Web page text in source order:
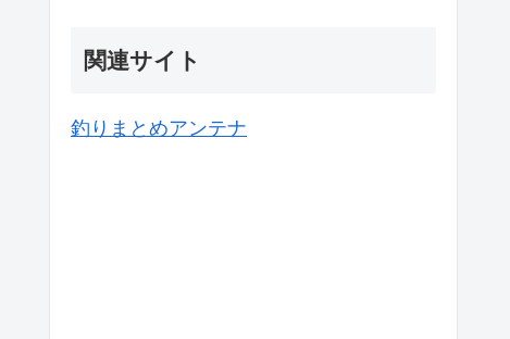
関連サイト
釣りまとめアンテナ